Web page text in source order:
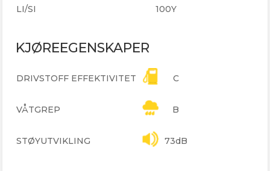
LI/SI
100Y
KJØREEGENSKAPER
DRIVSTOFF EFFEKTIVITET C
VÅTGREP B
STØYUTVIKLING 73dB